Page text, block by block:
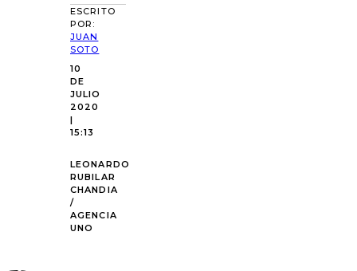
ESCRITO
POR:
JUAN
SOTO
10
DE
JULIO
2020
|
15:13
LEONARDO
RUBILAR
CHANDIA
/
AGENCIA
UNO